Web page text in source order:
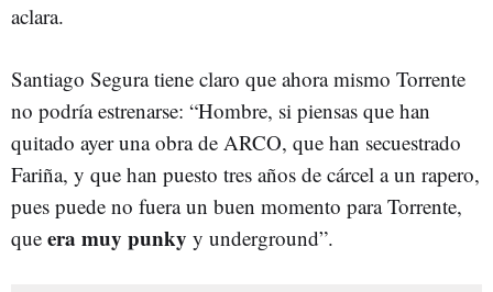
aclara.
Santiago Segura tiene claro que ahora mismo Torrente
no podría estrenarse: “Hombre, si piensas que han
quitado ayer una obra de ARCO, que han secuestrado
Fariña, y que han puesto tres años de cárcel a un rapero,
pues puede no fuera un buen momento para Torrente,
que era muy punky y underground”.